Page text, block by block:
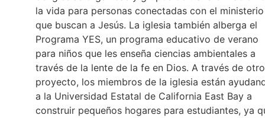
la vida para personas conectadas con el ministerio
que buscan a Jesús. La iglesia también alberga el
Programa YES, un programa educativo de verano
para niños que les enseña ciencias ambientales a
través de la lente de la fe en Dios. A través de otro
proyecto, los miembros de la iglesia están
a la Universidad Estatal de California East Bay a
construir pequeños hogares para estudiantes, ya